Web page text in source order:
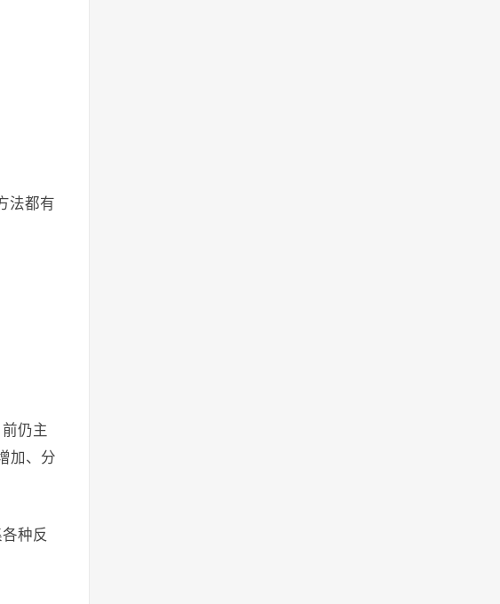
法都有
仍主
加、分
种反